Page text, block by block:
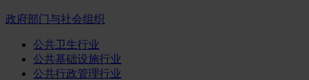
政府部门与社会组织
公共卫生行业
公共基础设施行业
公共行政管理行业